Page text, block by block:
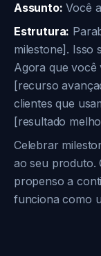
Assunto: Você
Estrutura:
milestone]. Isso
Agora que você
[recurso
clientes que
[resultado
Celebrar
ao seu produto.
propenso a
funciona como